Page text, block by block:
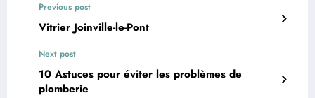
Previous post
Vitrier Joinville-le-Pont
Next post
10 Astuces pour éviter les problèmes de
plomberie